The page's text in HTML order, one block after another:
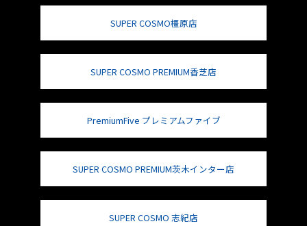
SUPER COSMO橿原店
SUPER COSMO PREMIUM香芝店
PremiumFive プレミアムファイブ
SUPER COSMO PREMIUM茨木インター店
SUPER COSMO 志紀店